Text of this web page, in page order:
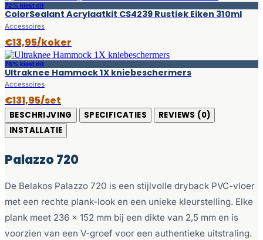
72% kiest dit
ColorSealant Acrylaatkit CS4239 Rustiek Eiken 310ml
Accessoires
€13,95/koker
76% kiest dit
Ultraknee Hammock 1X kniebeschermers
Accessoires
€131,95/set
BESCHRIJVING SPECIFICATIES
REVIEWS (0)
INSTALLATIE
Palazzo 720
De Belakos Palazzo 720 is een stijlvolle dryback PVC-vloer
met een rechte plank-look en een unieke kleurstelling. Elke
plank meet 236 x 152 mm bij een dikte van 2,5 mm en is
voorzien van een V-groef voor een authentieke uitstraling.